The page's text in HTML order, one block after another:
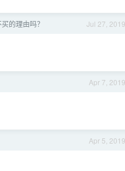
Jul 27, 2019
的理由吗？
Apr 7, 2019
Apr 5, 2019